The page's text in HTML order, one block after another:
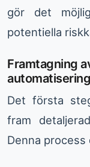
gör det
potentiella
Framtagning
Det första
fram
Denna